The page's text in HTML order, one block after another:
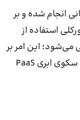
انجام شده و بر
استفاده از
این امر بر
بستر اینترنت انجام خواهد شد. در این بین پلتفرم سکوی ابری PaaS